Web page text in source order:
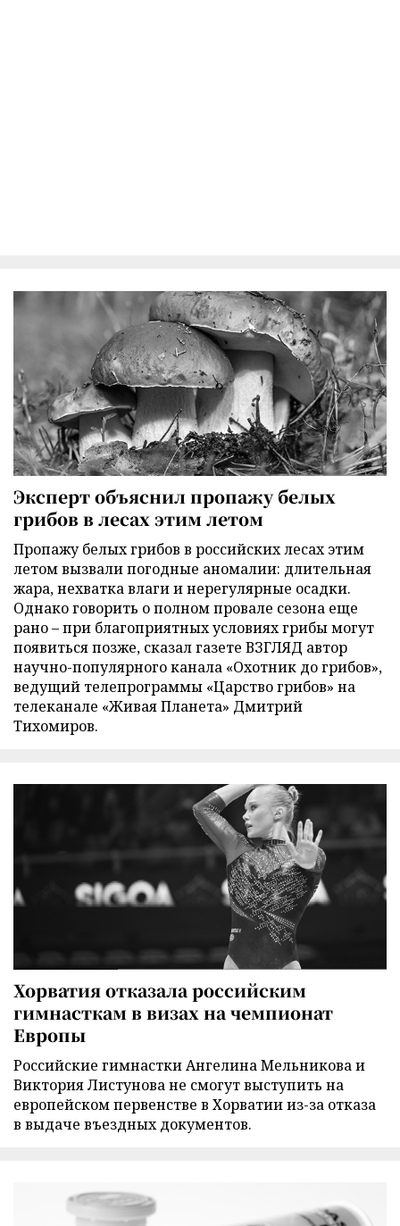
Эксперт объяснил пропажу белых
грибов в лесах этим летом
Пропажу белых грибов в российских лесах этим
летом вызвали погодные аномалии: длительная
жара, нехватка влаги и нерегулярные осадки.
Однако говорить о полном провале сезона еще
рано – при благоприятных условиях грибы могут
появиться позже, сказал газете ВЗГЛЯД автор
научно-популярного канала «Охотник до грибов»,
ведущий телепрограммы «Царство грибов» на
телеканале «Живая Планета» Дмитрий
Тихомиров.
Хорватия отказала российским
гимнасткам в визах на чемпионат
Европы
Российские гимнастки Ангелина Мельникова и
Виктория Листунова не смогут выступить на
европейском первенстве в Хорватии из-за отказа
в выдаче въездных документов.